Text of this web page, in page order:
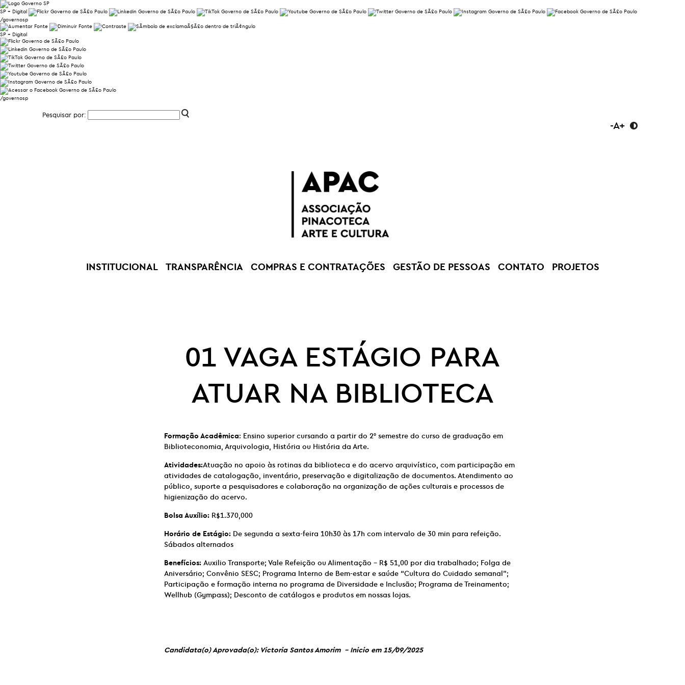
SP + Digital
/governosp
SP + Digital
/governosp
Pesquisar por:
-A+
INSTITUCIONAL TRANSPARÊNCIA COMPRAS E CONTRATAÇÕES GESTÃO DE PESSOAS CONTATO PROJETOS
01 VAGA ESTÁGIO PARA
ATUAR NA BIBLIOTECA
Formação Acadêmica: Ensino superior cursando a partir do 2° semestre do curso de graduação em
Biblioteconomia, Arquivologia, História ou História da Arte.
Atividades:Atuação no apoio às rotinas da biblioteca e do acervo arquivístico, com participação em
atividades de catalogação, inventário, preservação e digitalização de documentos. Atendimento ao
público, suporte a pesquisadores e colaboração na organização de ações culturais e processos de
higienização do acervo.
Bolsa Auxílio: R$1.370,000
Horário de Estágio: De segunda a sexta-feira 10h30 às 17h com intervalo de 30 min para refeição.
Sábados alternados
Benefícios: Auxilio Transporte; Vale Refeição ou Alimentação – R$ 51,00 por dia trabalhado; Folga de
Aniversário; Convênio SESC; Programa Interno de Bem-estar e saúde “Cultura do Cuidado semanal”;
Participação e formação interna no programa de Diversidade e Inclusão; Programa de Treinamento;
Wellhub (Gympass); Desconto de catálogos e produtos em nossas lojas.
Candidata(o) Aprovada(o): Victoria Santos Amorim – Inicio em 15/09/2025